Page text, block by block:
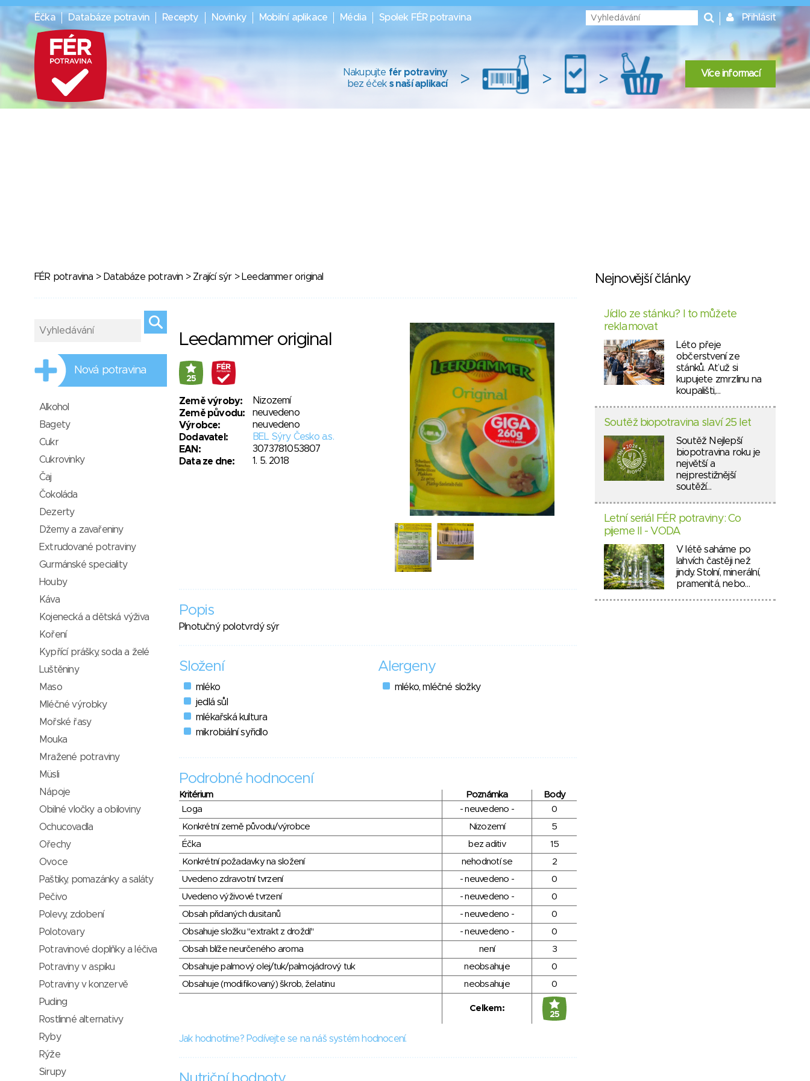
Éčka Databáze potravin Recepty Novinky Mobilní aplikace Média Spolek FÉR potravina Přihlásit
Nakupujte fér potraviny
bez éček s naší aplikací > > > Více informací
FÉR potravina > Databáze potravin > Zrající sýr> Leedammer original
Leedammer original
25
Země výroby:
Nizozemí
Země původu:
neuvedeno
Výrobce:
neuvedeno
Dodavatel:
BEL Sýry Česko a.s.
EAN:
3073781053807
Data ze dne:
1. 5. 2018
Popis
Plnotučný polotvrdý sýr
Složení
mléko
jedlá sůl
mlékařská kultura
mikrobiální syřidlo
Alergeny
mléko, mléčné složky
Podrobné hodnocení
Kritérium Poznámka
Body
Loga
- neuvedeno -
0
Konkrétní země původu/výrobce
Nizozemí
5
Éčka
bez aditiv
15
Konkrétní požadavky na složení
nehodnotí se
2
Uvedeno zdravotní tvrzení
- neuvedeno -
0
Uvedeno výživové tvrzení
- neuvedeno -
0
Obsah přidaných dusitanů
- neuvedeno -
0
Obsahuje složku "extrakt z droždí"
- neuvedeno -
0
Obsah blíže neurčeného aroma
není
3
Obsahuje palmový olej/tuk/palmojádrový tuk
neobsahuje
0
Obsahuje (modifikovaný) škrob, želatinu
neobsahuje 0
Celkem:
25
Jak hodnotíme? Podívejte se na náš systém hodnocení.
Nová potravina
Alkohol
Bagety
Cukr
Cukrovinky
Čaj
Čokoláda
Dezerty
Džemy a zavařeniny
Extrudované potraviny
Gurmánské speciality
Houby
Káva
Kojenecká a dětská výživa
Koření
Kypřící prášky, soda a želé
Luštěniny
Maso
Mléčné výrobky
Mořské řasy
Mouka
Mražené potraviny
Müsli
Nápoje
Obilné vločky a obiloviny
Ochucovadla
Ořechy
Ovoce
Paštiky, pomazánky a saláty
Pečivo
Polevy, zdobení
Polotovary
Potravinové doplňky a léčiva
Potraviny v aspiku
Potraviny v konzervě
Puding
Rostlinné alternativy
Ryby
Rýže
Sirupy
Nejnovější články
Jídlo ze stánku? I to můžete
reklamovat
Léto přeje
občerstvení ze
stánků. Ať už si
kupujete zmrzlinu na
koupališti,…
Soutěž biopotravina slaví 25 let
Soutěž Nejlepší
biopotravina roku je
největší a
nejprestižnější
soutěží…
Letní seriál FÉR potraviny: Co
pijeme II - VODA
V létě saháme po
lahvích častěji než
jindy. Stolní, minerální,
pramenitá, nebo…